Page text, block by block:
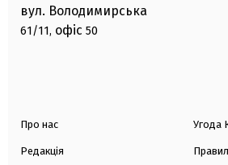
вул. Володимирська
61/11, офіс 50
Про нас
Редакція
Угода